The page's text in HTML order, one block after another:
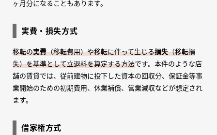
ヶ月分になることもあります。
実費・損失方式
移転の実費（移転費用）や移転に伴って生じる損失（移転損
失）を基準として立退料を算定する方法です。本件のような店
舗の賃貸では、従前建物に投下した資本の回収分、保証金等事
業開始のための初期費用、休業補償、営業減収などが想定され
ます。
借家権方式